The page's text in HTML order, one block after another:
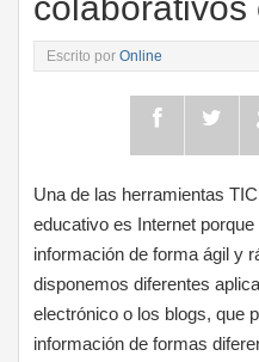
Escrito porOnline
Una de las herramientas
educativo es Internet
información de forma ágil y
disponemos diferentes
electrónico o los blogs, que
información de formas